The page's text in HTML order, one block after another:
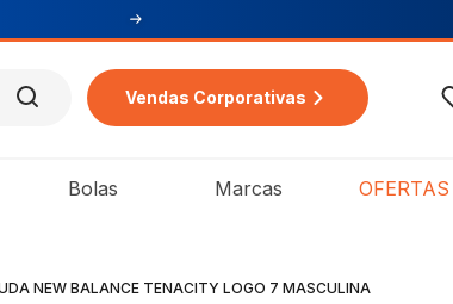
Vendas Corporativas
Bolas Marcas OFERTAS
NEW BALANCE TENACITY LOGO 7 MASCULINA